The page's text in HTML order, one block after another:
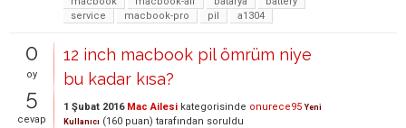
service
macbook-pro pil a1304
0
oy
5
cevap
12 inch macbook pil ömrüm niye
bu kadar kısa?
1 Şubat 2016 Mac Ailesi kategorisinde onurece95 Yeni
Kullanıcı (160 puan) tarafından soruldu